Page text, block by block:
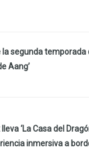
la segunda temporada
Aang’
lleva ‘La Casa del
inmersiva a